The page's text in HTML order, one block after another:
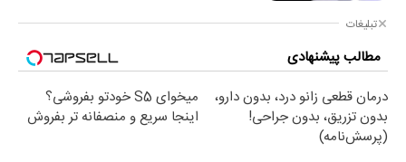
تبلیغات
مطالب پیشنهادی
درمان قطعی زانو درد، بدون دارو،
بدون تزریق، بدون جراحی!
(پرسش‌نامه)
میخوای S5 خودتو بفروشی؟
اینجا سریع و منصفانه تر بفروش